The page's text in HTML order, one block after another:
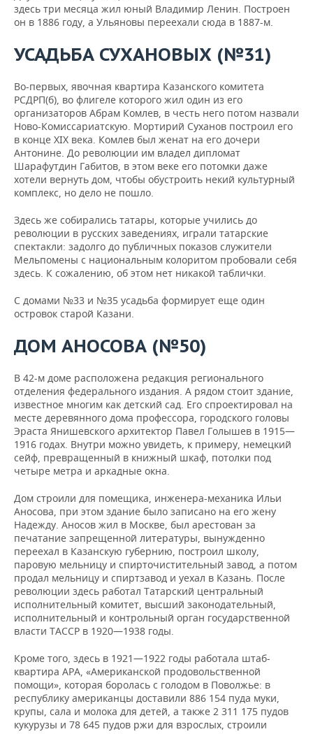
здесь три месяца жил юный Владимир Ленин. Построен
он в 1886 году, а Ульяновы переехали сюда в 1887-м.
УСАДЬБА СУХАНОВЫХ (№31)
Во-первых, явочная квартира Казанского комитета
РСДРП(б), во флигеле которого жил один из его
организаторов Абрам Комлев, в честь него потом назвали
Ново-Комиссариатскую. Мортирий Суханов построил его
в конце XIX века. Комлев был женат на его дочери
Антонине. До революции им владел дипломат
Шарафутдин Габитов, в этом веке его потомки даже
хотели вернуть дом, чтобы обустроить некий культурный
комплекс, но дело не пошло.
Здесь же собирались татары, которые учились до
революции в русских заведениях, играли татарские
спектакли: задолго до публичных показов служители
Мельпомены с национальным колоритом пробовали себя
здесь. К сожалению, об этом нет никакой таблички.
С домами №33 и №35 усадьба формирует еще один
островок старой Казани.
ДОМ АНОСОВА (№50)
В 42-м доме расположена редакция регионального
отделения федерального издания. А рядом стоит здание,
известное многим как детский сад. Его спроектировал на
месте деревянного дома профессора, городского головы
Эраста Янишевского архитектор Павел Голышев в 1915—
1916 годах. Внутри можно увидеть, к примеру, немецкий
сейф, превращенный в книжный шкаф, потолки под
четыре метра и аркадные окна.
Дом строили для помещика, инженера-механика Ильи
Аносова, при этом здание было записано на его жену
Надежду. Аносов жил в Москве, был арестован за
печатание запрещенной литературы, вынужденно
переехал в Казанскую губернию, построил школу,
паровую мельницу и спирточистительный завод, а потом
продал мельницу и спиртзавод и уехал в Казань. После
революции здесь работал Татарский центральный
исполнительный комитет, высший законодательный,
исполнительный и контрольный орган государственной
власти ТАССР в 1920—1938 годы.
Кроме того, здесь в 1921—1922 годы работала штаб-
квартира АРА, «Американской продовольственной
помощи», которая боролась с голодом в Поволжье: в
республику американцы доставили 886 154 пуда муки,
крупы, сала и молока для детей, а также 2 311 175 пудов
кукурузы и 78 645 пудов ржи для взрослых, строили